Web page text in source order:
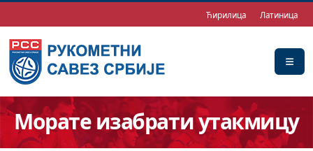
Ћирилица Латиница
Морате изабрати утакмицу